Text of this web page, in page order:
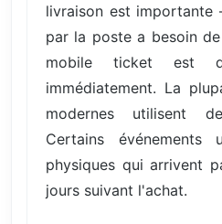
livraison est
par la poste a besoin
mobile ticket est
immédiatement. La
modernes utilisent
Certains événements
physiques qui arrivent
jours suivant l'achat.